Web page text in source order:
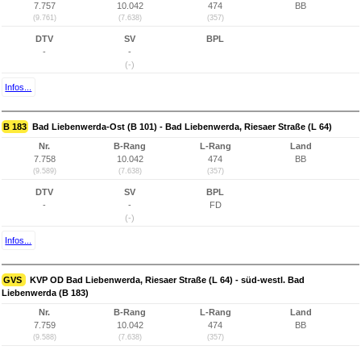
7.757
(9.761)
10.042
(7.638)
474
(357)
BB
DTV
-
SV
-
(-)
BPL
Infos...
B 183 Bad Liebenwerda-Ost (B 101) - Bad Liebenwerda, Riesaer Straße (L 64)
Nr.
7.758
(9.589)
B-Rang
10.042
(7.638)
L-Rang
474
(357)
Land
BB
DTV
-
SV
-
(-)
BPL
FD
Infos...
GVS
KVP OD Bad Liebenwerda, Riesaer Straße (L 64) - süd-westl. Bad
Liebenwerda (B 183)
Nr.
7.759
(9.588)
B-Rang
10.042
(7.638)
L-Rang
474
(357)
Land
BB